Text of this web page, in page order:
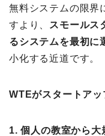
無料システムの限界
すより、
スモールス
るシステムを最初に
小化する近道です。
WTEがスタートアッ
1. 個人の教室から